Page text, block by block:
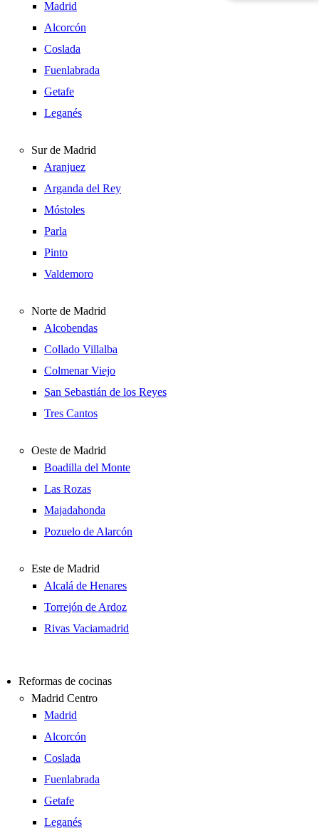
Madrid
Alcorcón
Coslada
Fuenlabrada
Getafe
Leganés
Sur de Madrid
Aranjuez
Arganda del Rey
Móstoles
Parla
Pinto
Valdemoro
Norte de Madrid
Alcobendas
Collado Villalba
Colmenar Viejo
San Sebastián de los Reyes
Tres Cantos
Oeste de Madrid
Boadilla del Monte
Las Rozas
Majadahonda
Pozuelo de Alarcón
Este de Madrid
Alcalá de Henares
Torrejón de Ardoz
Rivas Vaciamadrid
Reformas de cocinas
Madrid Centro
Madrid
Alcorcón
Coslada
Fuenlabrada
Getafe
Leganés